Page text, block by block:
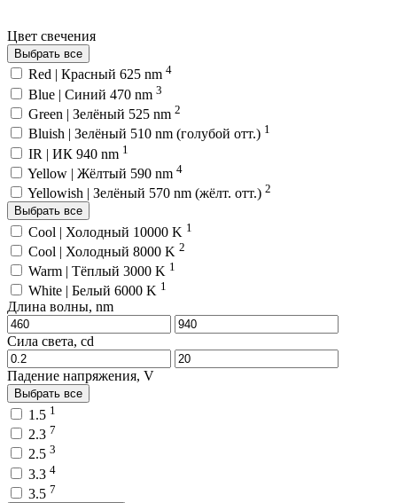
Цвет свечения
Выбрать все
Red | Красный 625 nm 4
Blue | Синий 470 nm 3
Green | Зелёный 525 nm 2
Bluish | Зелёный 510 nm (голубой отт.) 1
IR | ИК 940 nm 1
Yellow | Жёлтый 590 nm 4
Yellowish | Зелёный 570 nm (жёлт. отт.) 2
Выбрать все
Cool | Холодный 10000 K 1
Cool | Холодный 8000 K 2
Warm | Тёплый 3000 K 1
White | Белый 6000 K 1
Длина волны, nm
Сила света, cd
Падение напряжения, V
Выбрать все
1.5 1
2.3 7
2.5 3
3.3 4
3.5 7